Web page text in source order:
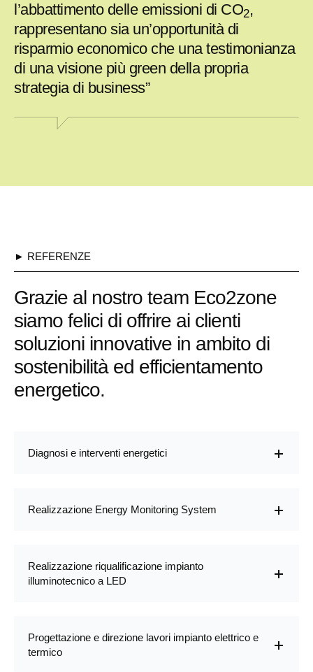
l’abbattimento delle emissioni di CO2,
rappresentano sia un’opportunità di
risparmio economico che una testimonianza
di una visione più green della propria
strategia di business”
► REFERENZE
Grazie al nostro team Eco2zone
siamo felici di offrire ai clienti
soluzioni innovative in ambito di
sostenibilità ed efficientamento
energetico.
Diagnosi e interventi energetici
Realizzazione Energy Monitoring System
Realizzazione riqualificazione impianto
illuminotecnico a LED
Progettazione e direzione lavori impianto elettrico e
termico